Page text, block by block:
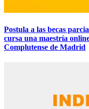
Postula a las becas
cursa una maestría
Complutense de Madrid